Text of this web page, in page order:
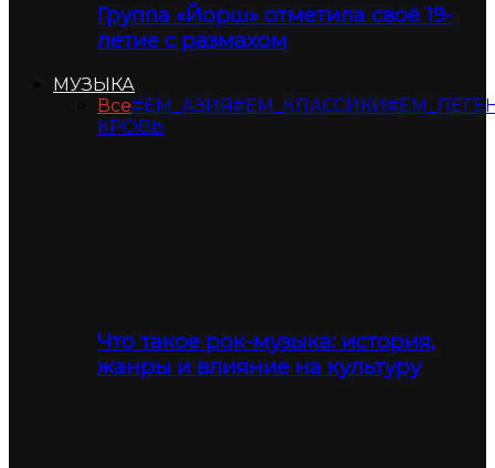
Группа «Йорш» отметила своё 19-
летие с размахом
МУЗЫКА
Все#ЕМ_АЗИЯ#ЕМ_КЛАССИКИ
КРОВЬ
Что такое рок-музыка: история,
жанры и влияние на культуру